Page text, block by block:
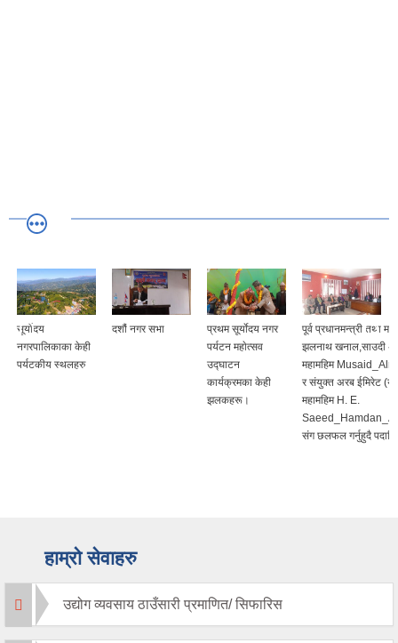
सूर्योदय
नगरपालिकाका केही
पर्यटकीय स्थलहरु
दशौं नगर सभा
प्रथम सूर्याेदय नगर
पर्यटन महाेत्सव
उद्घाटन
कार्यक्रमका केही
झलकहरू।
पूर्व प्रधानमन्त्री तथा
झलनाथ खनाल,साउदी
महामहिम
र संयुक्त अरब ईमिरेट
महामहिम H. E.
संग छलफल गर्नुहुदै
हाम्रो सेवाहरु
उद्योग व्यवसाय ठाउँसारी प्रमाणित/ सिफारिस